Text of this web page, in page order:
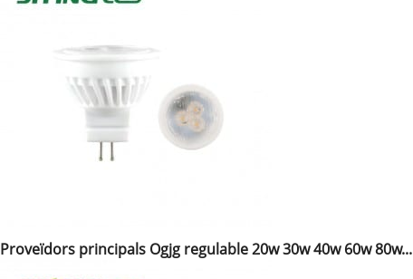
Proveïdors principals Ogjg regulable 20w 30w 40w 60w 80w...